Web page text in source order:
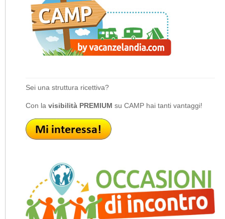
Sei una struttura ricettiva?
Con la visibilità PREMIUM su CAMP hai tanti vantaggi!